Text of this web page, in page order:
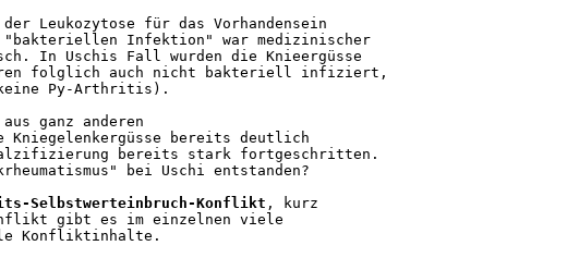
Leukozytose für das Vorhandensein
"bakteriellen Infektion" war medizinischer
In Uschis Fall wurden die Knieergüsse
folglich auch nicht bakteriell infiziert,
Py-Arthritis).
ganz anderen
Kniegelenkergüsse bereits deutlich
bereits stark fortgeschritten.
bei Uschi entstanden?
Selbstwerteinbruch-Konflikt , kurz
gibt es im einzelnen viele
Konfliktinhalte.